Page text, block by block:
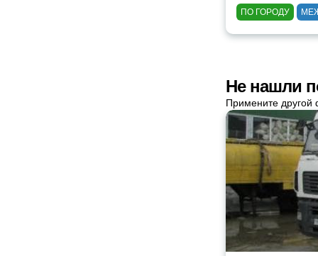
ПО ГОРОДУ
Не нашли
Примените другой